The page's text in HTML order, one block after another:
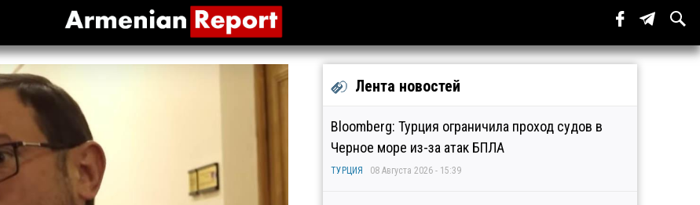
Лента новостей
Bloomberg: Турция ограничила проход судов в
Черное море из-за атак БПЛА
ТУРЦИЯ 08 Августа 2026 - 15:39